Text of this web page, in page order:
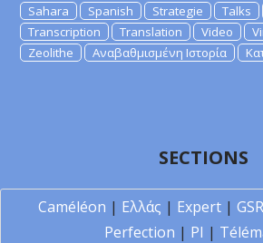
Sahara
Spanish Strategie Talks
Transcription
Translation Video
Zeolithe
Αναβαθμισμένη Ιστορία
SECTIONS
Caméléon | Ελλάς | Expert| GSR
Perfection | PI |